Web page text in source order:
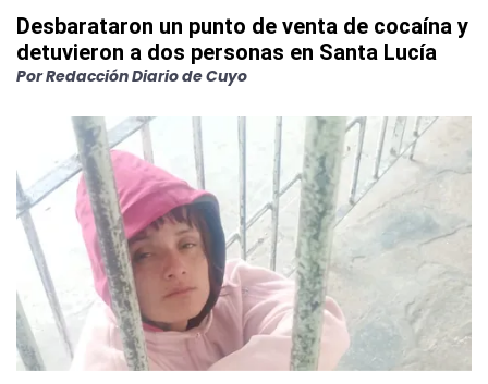
Desbarataron un punto de venta de cocaína y
detuvieron a dos personas en Santa Lucía
PorRedacción Diario de Cuyo